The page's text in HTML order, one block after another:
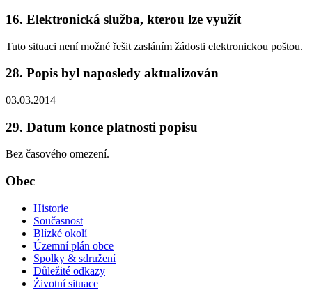
16. Elektronická služba, kterou lze využít
Tuto situaci není možné řešit zasláním žádosti elektronickou poštou.
28. Popis byl naposledy aktualizován
03.03.2014
29. Datum konce platnosti popisu
Bez časového omezení.
Obec
Historie
Současnost
Blízké okolí
Územní plán obce
Spolky & sdružení
Důležité odkazy
Životní situace